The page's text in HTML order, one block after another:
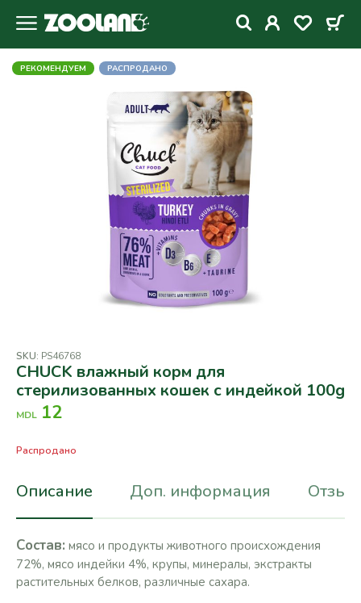
РЕКОМЕНДУЕМ РАСПРОДАНО
SKU: PS46768
CHUCK влажный корм для
стерилизованных кошек с индейкой 100g
MDL 12
Распродано
Описание Доп. информация
Cостав: мясо и продукты животного происхождения
72%, мясо индейки 4%, крупы, минералы, экстракты
растительных белков, различные сахара.